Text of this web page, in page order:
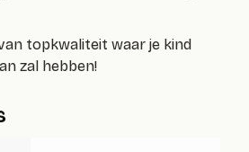
topkwaliteit waar je kind
zal hebben!